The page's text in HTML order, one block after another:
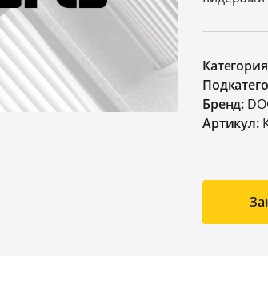
Бренд:
Артикул: